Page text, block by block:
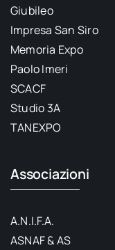
Giubileo
Impresa San Siro
Memoria Expo
Paolo Imeri
SCACF
Studio 3A
TANEXPO
Associazioni
A.N.I.F.A.
ASNAF & AS